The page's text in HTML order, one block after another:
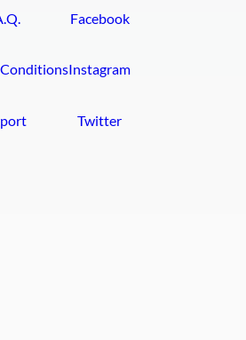
Facebook
Instagram
Twitter